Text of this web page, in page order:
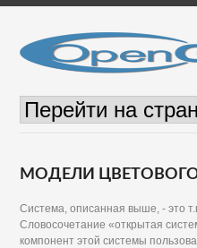
МОДЕЛИ ЦВЕТОВОГО
Система, описанная выше, - это
Словосочетание «открытая
компонент этой системы